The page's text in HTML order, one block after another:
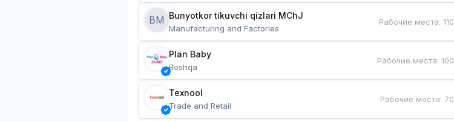
BM
Manufacturing and Factories
Рабочие места:110
Plan Baby
Boshqa
Рабочие места:100
Texnool
Trade and Retail
Рабочие места: 70